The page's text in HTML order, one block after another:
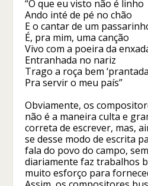
“O que eu visto não é linho
Ando inté de pé no chão
E o cantar de um
É, pra mim, uma canção
Vivo com a poeira da
Entranhada no nariz
Trago a roça bem
Pra servir o meu país”
Obviamente, os
não é a maneira culta e
correta de escrever, mas,
se desse modo de escrita
fala do povo do campo,
diariamente faz trabalhos
muito esforço para